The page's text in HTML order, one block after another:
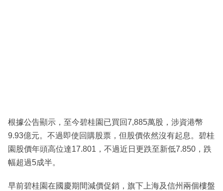
根據公告顯示，至今碧桂園已買回7,885萬股，涉資港幣
9.93億元。不過即使回購股票，但股價依然沒有起息。碧桂
園股價年頭高位達17.801，不過近日更跌至新低7.850，跌
幅超過5成半。
早前碧桂園在國慶期間減價促銷，旗下上海及信州兩個樓盤